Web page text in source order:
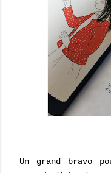
Un grand bravo